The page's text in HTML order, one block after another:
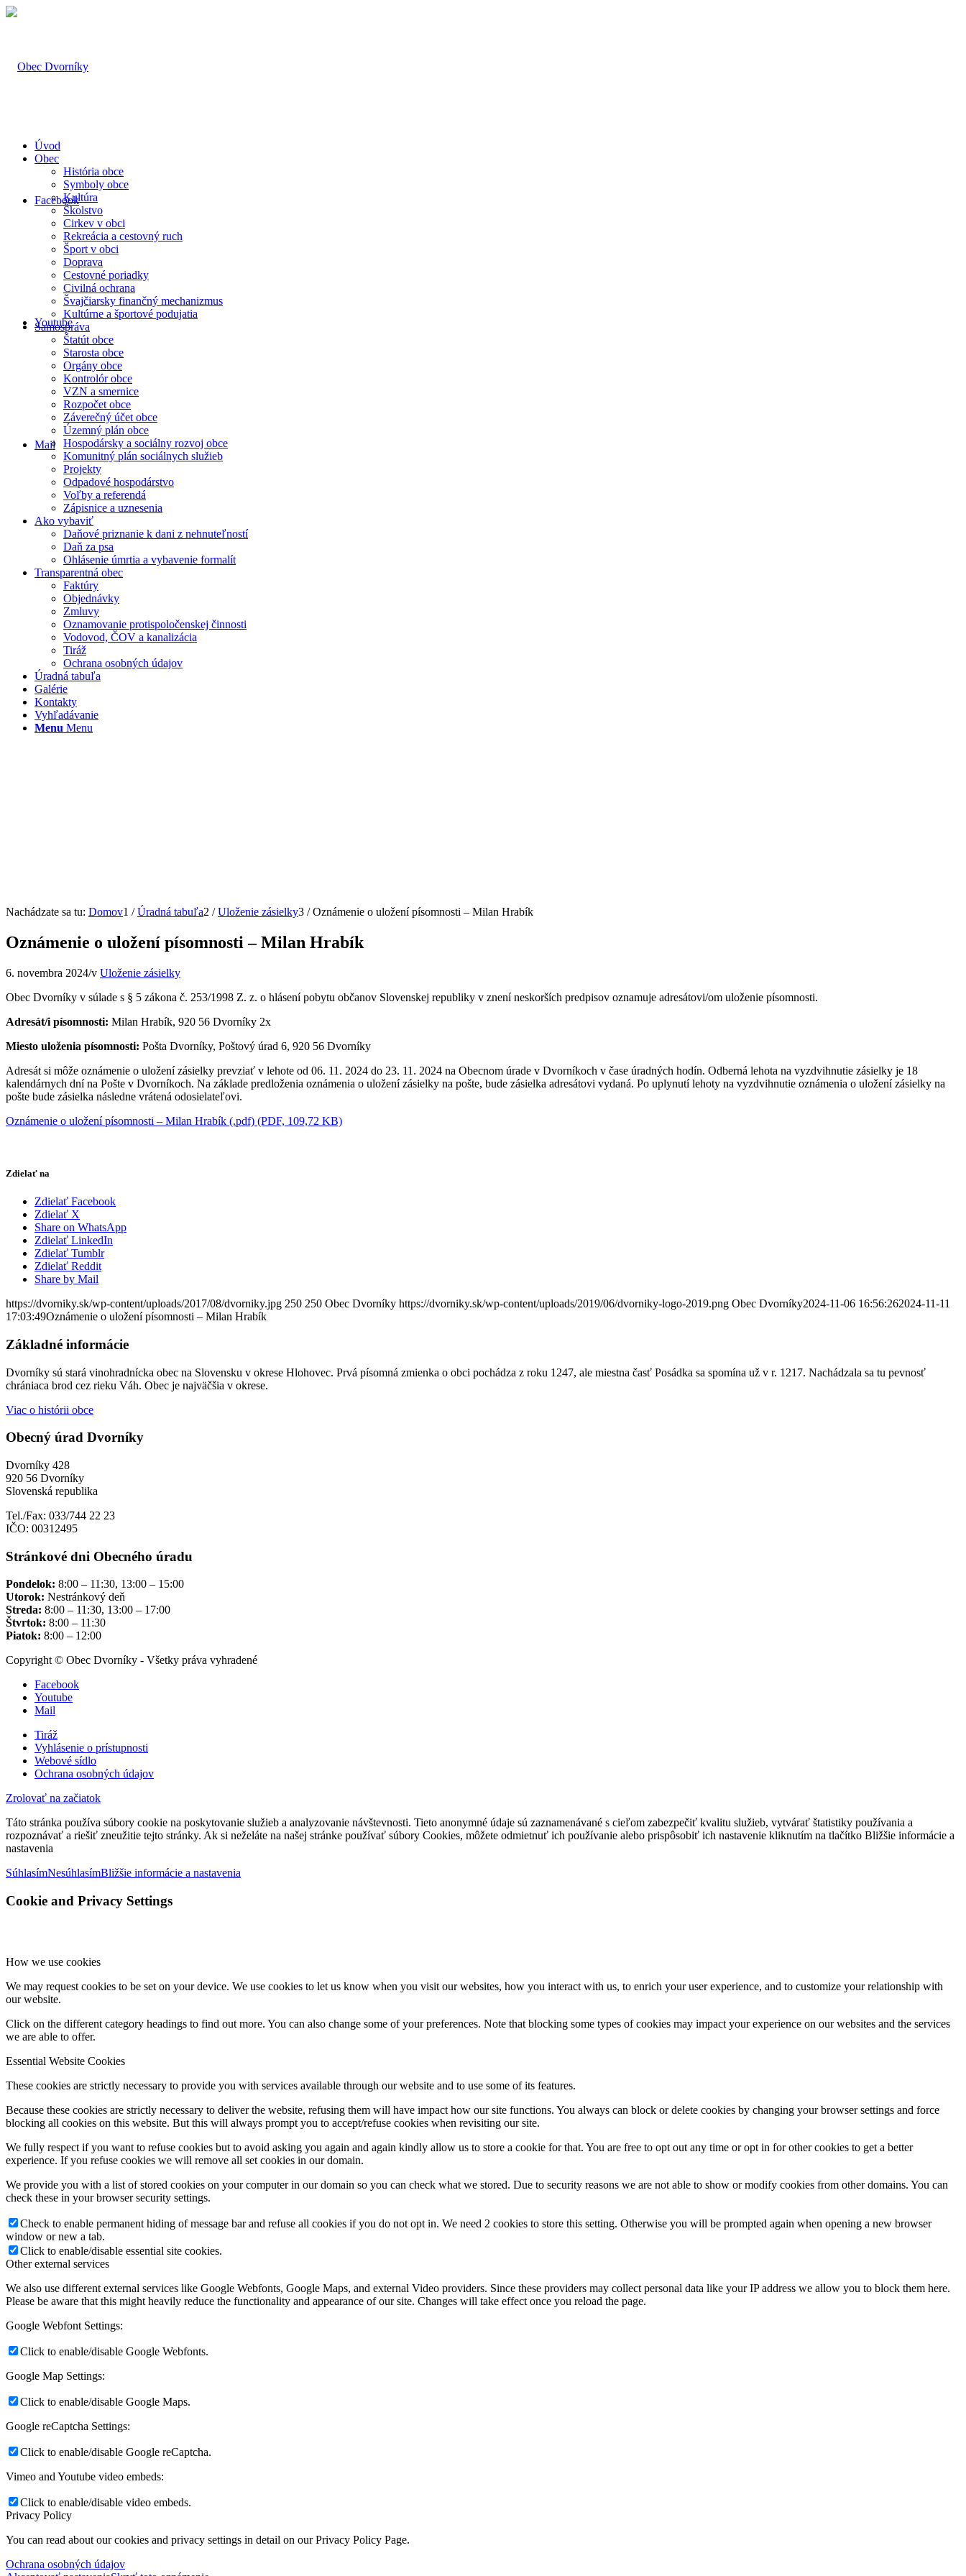
Facebook
Youtube
Mail
Úvod
Obec
História obce
Symboly obce
Kultúra
Školstvo
Cirkev v obci
Rekreácia a cestovný ruch
Šport v obci
Doprava
Cestovné poriadky
Civilná ochrana
Švajčiarsky finančný mechanizmus
Kultúrne a športové podujatia
Samospráva
Štatút obce
Starosta obce
Orgány obce
Kontrolór obce
VZN a smernice
Rozpočet obce
Záverečný účet obce
Územný plán obce
Hospodársky a sociálny rozvoj obce
Komunitný plán sociálnych služieb
Projekty
Odpadové hospodárstvo
Voľby a referendá
Zápisnice a uznesenia
Ako vybaviť
Daňové priznanie k dani z nehnuteľností
Daň za psa
Ohlásenie úmrtia a vybavenie formalít
Transparentná obec
Faktúry
Objednávky
Zmluvy
Oznamovanie protispoločenskej činnosti
Vodovod, ČOV a kanalizácia
Tiráž
Ochrana osobných údajov
Úradná tabuľa
Galérie
Kontakty
Vyhľadávanie
Menu Menu
Nachádzate sa tu: Domov1 / Úradná tabuľa2 / Uloženie zásielky3 / Oznámenie o uložení písomnosti – Milan Hrabík
Oznámenie o uložení písomnosti – Milan Hrabík
6. novembra 2024/v Uloženie zásielky
Obec Dvorníky v súlade s § 5 zákona č. 253/1998 Z. z. o hlásení pobytu občanov Slovenskej republiky v znení neskorších predpisov oznamuje adresátovi/om uloženie písomnosti.
Adresát/i písomnosti: Milan Hrabík, 920 56 Dvorníky 2x
Miesto uloženia písomnosti: Pošta Dvorníky, Poštový úrad 6, 920 56 Dvorníky
Adresát si môže oznámenie o uložení zásielky prevziať v lehote od 06. 11. 2024 do 23. 11. 2024 na Obecnom úrade v Dvorníkoch v čase úradných hodín. Odberná lehota na vyzdvihnutie zásielky je 18
kalendárnych dní na Pošte v Dvorníkoch. Na základe predloženia oznámenia o uložení zásielky na pošte, bude zásielka adresátovi vydaná. Po uplynutí lehoty na vyzdvihnutie oznámenia o uložení zásielky na
pošte bude zásielka následne vrátená odosielateľovi.
Oznámenie o uložení písomnosti – Milan Hrabík (.pdf) (PDF, 109,72 KB)
Zdielať na
Zdielať Facebook
Zdielať X
Share on WhatsApp
Zdielať LinkedIn
Zdielať Tumblr
Zdielať Reddit
Share by Mail
https://dvorniky.sk/wp-content/uploads/2017/08/dvorniky.jpg 250 250 Obec Dvorníky https://dvorniky.sk/wp-content/uploads/2019/06/dvorniky-logo-2019.png Obec Dvorníky2024-11-06 16:56:262024-11-11
17:03:49Oznámenie o uložení písomnosti – Milan Hrabík
Základné informácie
Dvorníky sú stará vinohradnícka obec na Slovensku v okrese Hlohovec. Prvá písomná zmienka o obci pochádza z roku 1247, ale miestna časť Posádka sa spomína už v r. 1217. Nachádzala sa tu pevnosť
chrániaca brod cez rieku Váh. Obec je najväčšia v okrese.
Viac o histórii obce
Obecný úrad Dvorníky
Dvorníky 428
920 56 Dvorníky
Slovenská republika
Tel./Fax: 033/744 22 23
IČO: 00312495
Stránkové dni Obecného úradu
Pondelok: 8:00 – 11:30, 13:00 – 15:00
Utorok: Nestránkový deň
Streda: 8:00 – 11:30, 13:00 – 17:00
Štvrtok: 8:00 – 11:30
Piatok: 8:00 – 12:00
Copyright © Obec Dvorníky - Všetky práva vyhradené
Facebook
Youtube
Mail
Tiráž
Vyhlásenie o prístupnosti
Webové sídlo
Ochrana osobných údajov
Zrolovať na začiatok
Táto stránka používa súbory cookie na poskytovanie služieb a analyzovanie návštevnosti. Tieto anonymné údaje sú zaznamenávané s cieľom zabezpečiť kvalitu služieb, vytvárať štatistiky používania a
rozpoznávať a riešiť zneužitie tejto stránky. Ak si neželáte na našej stránke používať súbory Cookies, môžete odmietnuť ich používanie alebo prispôsobiť ich nastavenie kliknutím na tlačítko Bližšie informácie a
nastavenia
SúhlasímNesúhlasímBližšie informácie a nastavenia
Cookie and Privacy Settings
How we use cookies
We may request cookies to be set on your device. We use cookies to let us know when you visit our websites, how you interact with us, to enrich your user experience, and to customize your relationship with
our website.
Click on the different category headings to find out more. You can also change some of your preferences. Note that blocking some types of cookies may impact your experience on our websites and the services
we are able to offer.
Essential Website Cookies
These cookies are strictly necessary to provide you with services available through our website and to use some of its features.
Because these cookies are strictly necessary to deliver the website, refusing them will have impact how our site functions. You always can block or delete cookies by changing your browser settings and force
blocking all cookies on this website. But this will always prompt you to accept/refuse cookies when revisiting our site.
We fully respect if you want to refuse cookies but to avoid asking you again and again kindly allow us to store a cookie for that. You are free to opt out any time or opt in for other cookies to get a better
experience. If you refuse cookies we will remove all set cookies in our domain.
We provide you with a list of stored cookies on your computer in our domain so you can check what we stored. Due to security reasons we are not able to show or modify cookies from other domains. You can
check these in your browser security settings.
Check to enable permanent hiding of message bar and refuse all cookies if you do not opt in. We need 2 cookies to store this setting. Otherwise you will be prompted again when opening a new browser
window or new a tab.
Click to enable/disable essential site cookies.
Other external services
We also use different external services like Google Webfonts, Google Maps, and external Video providers. Since these providers may collect personal data like your IP address we allow you to block them here.
Please be aware that this might heavily reduce the functionality and appearance of our site. Changes will take effect once you reload the page.
Google Webfont Settings:
Click to enable/disable Google Webfonts.
Google Map Settings:
Click to enable/disable Google Maps.
Google reCaptcha Settings:
Click to enable/disable Google reCaptcha.
Vimeo and Youtube video embeds:
Click to enable/disable video embeds.
Privacy Policy
You can read about our cookies and privacy settings in detail on our Privacy Policy Page.
Ochrana osobných údajov